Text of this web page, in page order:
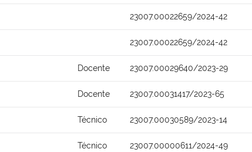
23007.00022659/2024-42
23007.00022659/2024-42
Docente 23007.00029640/2023-29
Docente 23007.00031417/2023-65
Técnico 23007.00030589/2023-14
Técnico 23007.00000611/2024-49